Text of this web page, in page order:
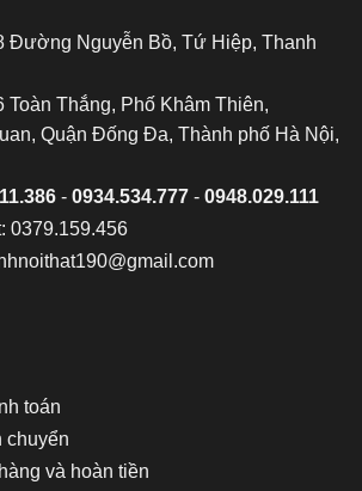
Đường Nguyễn Bồ, Tứ Hiệp, Thanh
Toàn Thắng, Phố Khâm Thiên,
Quận Đống Đa, Thành phố Hà Nội,
- 0934.534.777- 0948.029.111
0379.159.456
toán
chuyển
và hoàn tiền